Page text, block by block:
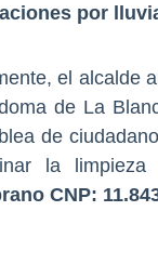
por
el alcalde
de La
de
la
CNP: